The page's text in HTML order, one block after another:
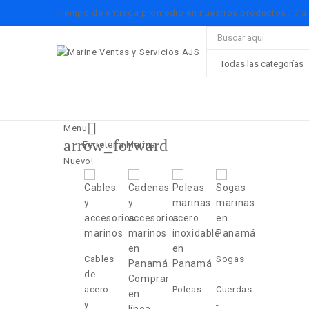
Tiempo de entrega promedio en nuestros productos : 7 a
Menu 
arrow_forward
Ferretería Marina
Nuevo!
Cables
de
acero
y
Poleas
Sogas
-
Cuerdas
-